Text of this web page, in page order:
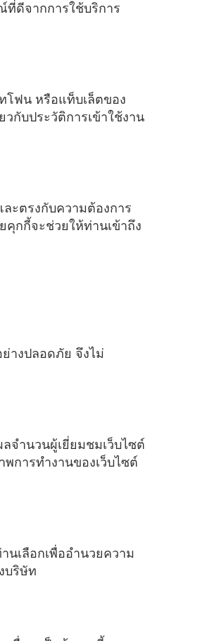
ที่ดีจากการใช้บริการ
โฟน หรือแท็บเล็ตของ
กับประวัติการเข้าใช้งาน
ะตรงกับความต้องการ
คุกกี้จะช่วยให้ท่านเข้าถึง
างปลอดภัย จึงไม่
จำนวนผู้เยี่ยมชมเว็บไซต์
การทำงานของเว็บไซต์
นเลือกเพื่ออำนวยความ
บริษัท